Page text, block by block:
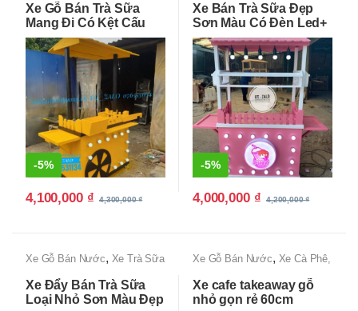
Xưởng
Xe Gỗ Bán Trà Sữa
Mang Đi Có Kệt Cấu
Đẹp
-5%
4,100,000 ₫ 4,300,000₫
Xưởng
Xe Bán Trà Sữa Đẹp
Sơn Màu Có Đèn Led+
Logo
-5%
4,000,000 ₫ 4,200,000₫
Xe Gỗ Bán Nước, Xe Trà Sữa
Xưởng
Xe Đẩy Bán Trà Sữa
Loại Nhỏ Sơn Màu Đẹp
Xe Gỗ Bán Nước, Xe Cà Phê,
Xe cafe takeaway gỗ
nhỏ gọn rẻ 60cm